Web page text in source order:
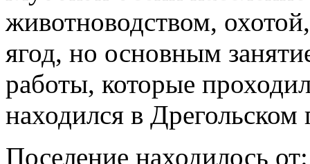
животноводством,
ягод, но основным
работы, которые
находился в Дрегольском
Поселение находилось от: